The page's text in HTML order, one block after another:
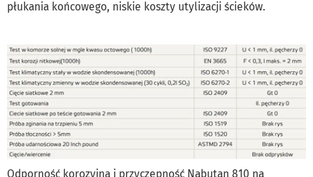
płukania końcowego, niskie koszty utylizacji ścieków.
Odporność korozyjna i przyczepność Nabutan 810 na